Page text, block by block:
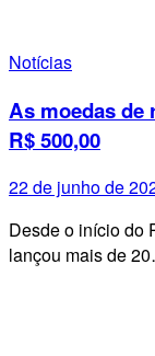
Notícias
As moedas de
R$ 500,00
22 de junho de
Desde o início do
lançou mais de